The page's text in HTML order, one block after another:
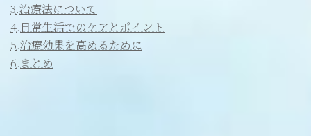
3.治療法について
4.日常生活でのケアとポイント
5.治療効果を高めるために
6.まとめ